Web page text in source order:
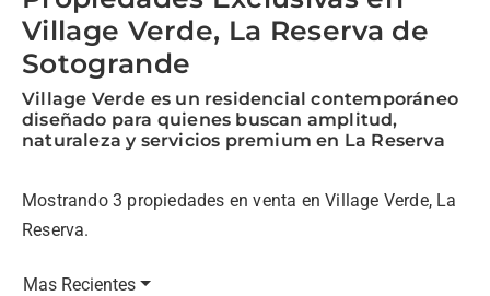
Village Verde, La Reserva de
Sotogrande
Village Verde es un residencial contemporáneo
diseñado para quienes buscan amplitud,
naturaleza y servicios premium en La Reserva
Mostrando 3 propiedades en venta en Village Verde, La
Reserva.
Mas Recientes